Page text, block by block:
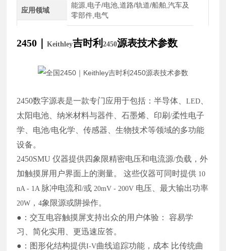
应用领域
能源,电子/电池,道路/轨道/船舶,汽车及
零部件,电气
2450 ｜Keithley吉时利2450源表技术参数
2450数字源表是一款专门应用于包括：半导体、LED
太阳电池、纳米材料与器件、石墨烯、印刷/柔性电子
学、电池/电化学、传感器、生物技术等领域的多功能
设备。
2450SMU仪器提供四象限精密电压和电流源/负载，外
加触摸屏用户界面上的测量。 这些仪器可同时提供 10
nA - 1A 脉冲电流和/或 20mV - 200V 电压、最大输出功率
20W ，4象限源或阱操作。
●：交互电容触摸屏支持出众的用户体验： 容易学
习、简化实用、更迅速应答。
●：图形化结构提供I-V曲线追踪功能，成本 比传统曲